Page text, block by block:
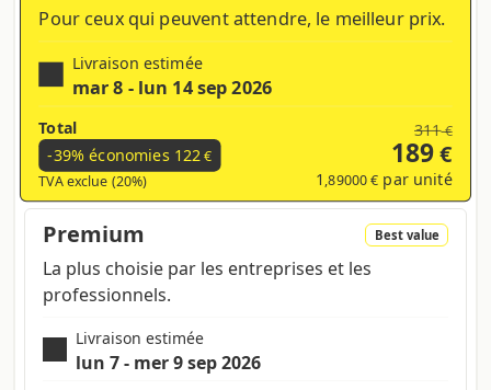
Pour ceux qui peuvent attendre, le meilleur prix.
Livraison estimée
mar 8 - lun 14 sep 2026
Total
-39% économies 122€
TVA exclue (20%)
311€
189€
1 ,89000 € par unité
Premium Best value
La plus choisie par les entreprises et les
professionnels.
Livraison estimée
lun 7 - mer 9 sep 2026